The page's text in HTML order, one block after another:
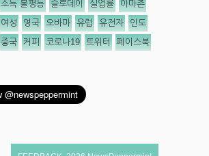
소득 불평등 슬로데이 실업률 아마존
여성 영국 오바마 유럽 유전자 인도
중국 커피 코로나19 트위터 페이스북